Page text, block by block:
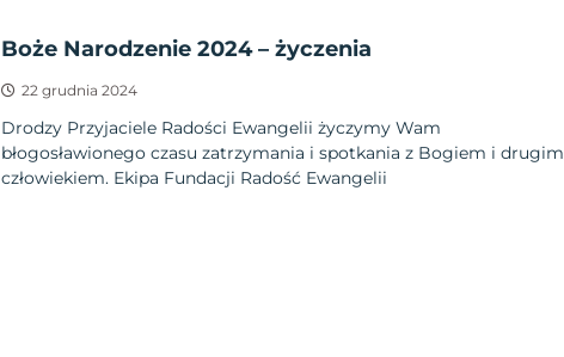
Boże Narodzenie 2024 – życzenia
22 grudnia 2024
Drodzy Przyjaciele Radości Ewangelii życzymy Wam
błogosławionego czasu zatrzymania i spotkania z Bogiem i drugim
człowiekiem. Ekipa Fundacji Radość Ewangelii